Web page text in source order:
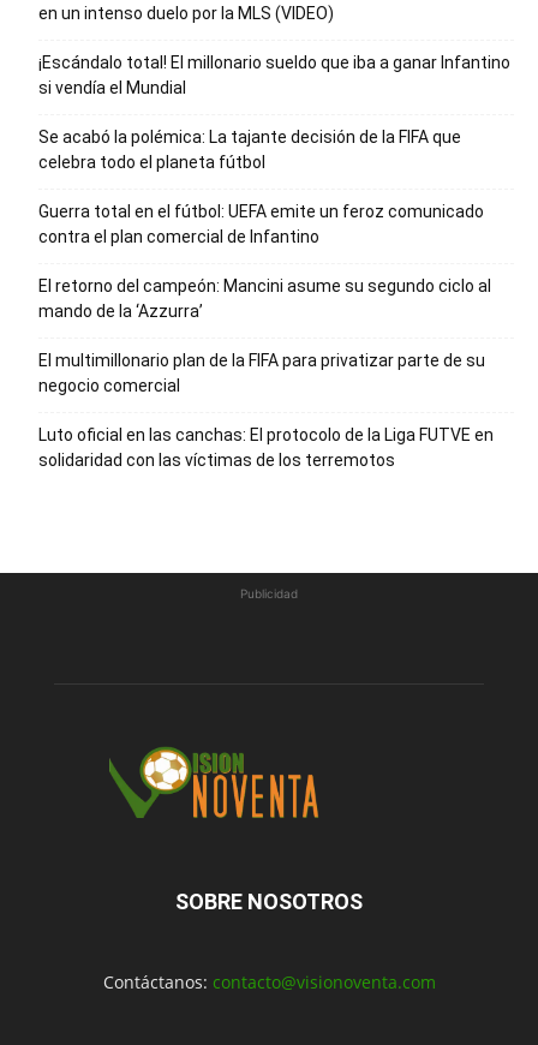
en un intenso duelo por la MLS (VIDEO)
¡Escándalo total! El millonario sueldo que iba a ganar Infantino
si vendía el Mundial
Se acabó la polémica: La tajante decisión de la FIFA que
celebra todo el planeta fútbol
Guerra total en el fútbol: UEFA emite un feroz comunicado
contra el plan comercial de Infantino
El retorno del campeón: Mancini asume su segundo ciclo al
mando de la ‘Azzurra’
El multimillonario plan de la FIFA para privatizar parte de su
negocio comercial
Luto oficial en las canchas: El protocolo de la Liga FUTVE en
solidaridad con las víctimas de los terremotos
Publicidad
SOBRE NOSOTROS
Contáctanos: contacto@visionoventa.com